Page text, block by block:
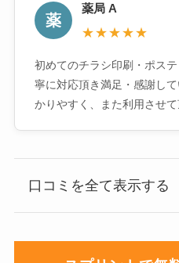
薬
薬局 A
★★★★★
初めてのチラシ印刷・ポス
寧に対応頂き満足・感謝し
かりやすく、また利用させて
口コミを全て表示する